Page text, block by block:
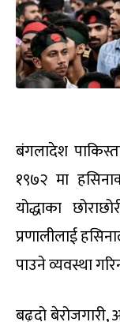
बंगलादेश
१९७२ मा
योद्धाका
प्रणालीलाई
पाउने व्यवस्था
बढ्दो